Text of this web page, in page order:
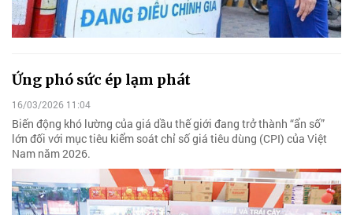
Ứng phó sức ép lạm phát
16/03/2026 11:04
Biến động khó lường của giá dầu thế giới đang trở thành “ẩn số”
lớn đối với mục tiêu kiểm soát chỉ số giá tiêu dùng (CPI) của Việt
Nam năm 2026.